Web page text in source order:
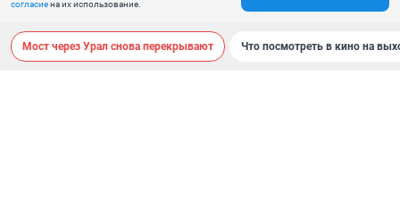
согласиена их использование.
Мост через Урал снова перекрывают Что посмотреть в кино на